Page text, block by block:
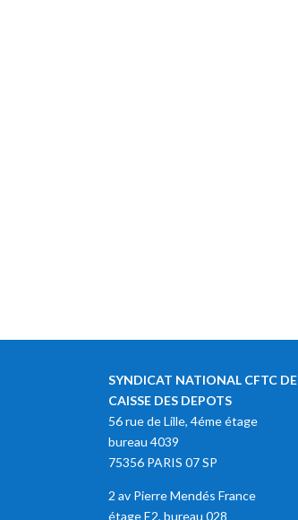
SYNDICAT NATIONAL CFTC
CAISSE DES DEPOTS
56 rue de Lille, 4éme étage
bureau 4039
75356 PARIS 07 SP
2 av Pierre Mendés France
étage E2, bureau 028